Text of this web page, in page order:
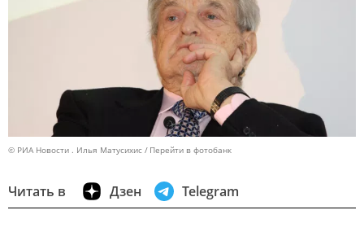
© РИА Новости . Илья Матусихис Перейти в фотобанк
Читать в Дзен Telegram